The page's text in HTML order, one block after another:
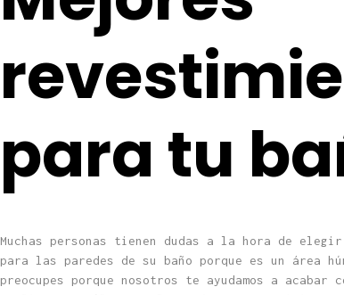
para tu
Muchas personas tienen dudas a la hora de
para las paredes de su baño porque es un área
preocupes porque nosotros te ayudamos a acabar